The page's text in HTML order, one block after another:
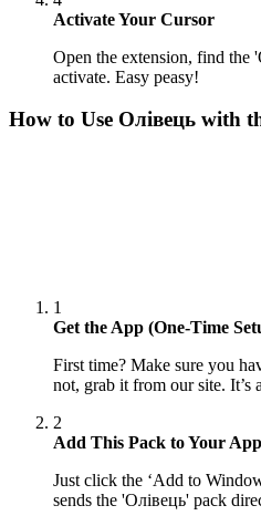
Activate Your Cursor
Open the extension, find the
activate. Easy peasy!
How to Use Олівець with
1
Get the App (One-Time
First time? Make sure you
not, grab it from our site. It’s
2
Add This Pack to Your App
Just click the ‘Add to
sends the 'Олівець' pack